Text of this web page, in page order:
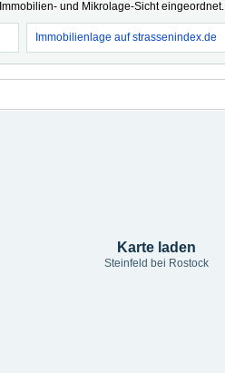
und Mikrolage-Sicht eingeordnet.
Immobilienlage auf strassenindex.de
Karte laden
Steinfeld bei Rostock